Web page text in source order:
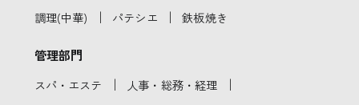
調理(中華) ｜ パテシエ ｜ 鉄板焼き
管理部門
スパ・エステ ｜ 人事・総務・経理 ｜